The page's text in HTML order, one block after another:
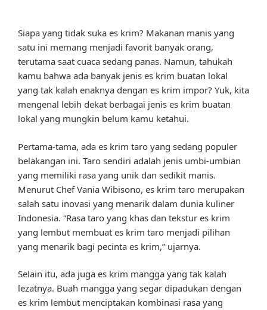
Siapa yang tidak suka es krim? Makanan manis yang
satu ini memang menjadi favorit banyak orang,
terutama saat cuaca sedang panas. Namun, tahukah
kamu bahwa ada banyak jenis es krim buatan lokal
yang tak kalah enaknya dengan es krim impor? Yuk, kita
mengenal lebih dekat berbagai jenis es krim buatan
lokal yang mungkin belum kamu ketahui.
Pertama-tama, ada es krim taro yang sedang populer
belakangan ini. Taro sendiri adalah jenis umbi-umbian
yang memiliki rasa yang unik dan sedikit manis.
Menurut Chef Vania Wibisono, es krim taro merupakan
salah satu inovasi yang menarik dalam dunia kuliner
Indonesia. “Rasa taro yang khas dan tekstur es krim
yang lembut membuat es krim taro menjadi pilihan
yang menarik bagi pecinta es krim,” ujarnya.
Selain itu, ada juga es krim mangga yang tak kalah
lezatnya. Buah mangga yang segar dipadukan dengan
es krim lembut menciptakan kombinasi rasa yang